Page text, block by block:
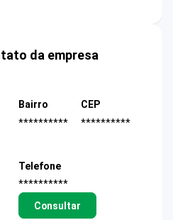
da empresa
Bairro
**********
CEP
**********
Telefone
**********
Consultar